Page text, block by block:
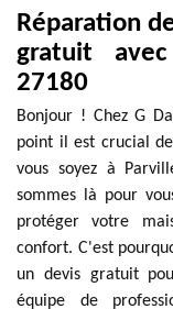
Réparation
gratuit
27180
Bonjour ! Chez G
point il est crucial
vous soyez à
sommes là pour
protéger votre
confort. C'est
un devis gratuit
équipe de